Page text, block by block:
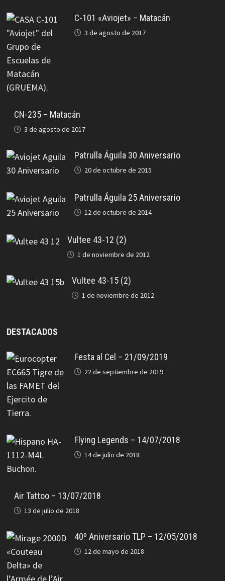
C-101 «Aviojet» – Matacán
3 de agosto de 2017
CN-235 – Matacán
3 de agosto de 2017
Patrulla Águila 30 Aniversario
20 de octubre de 2015
Patrulla Águila 25 Aniversario
12 de octubre de 2014
Vultee 43-12 (2)
1 de noviembre de 2012
Vultee 43-15 (2)
1 de noviembre de 2012
DESTACADOS
Festa al Cel – 21/09/2019
22 de septiembre de 2019
Flying Legends – 14/07/2018
14 de julio de 2018
Air Tattoo – 13/07/2018
13 de julio de 2018
40º Aniversario TLP – 12/05/2018
12 de mayo de 2018